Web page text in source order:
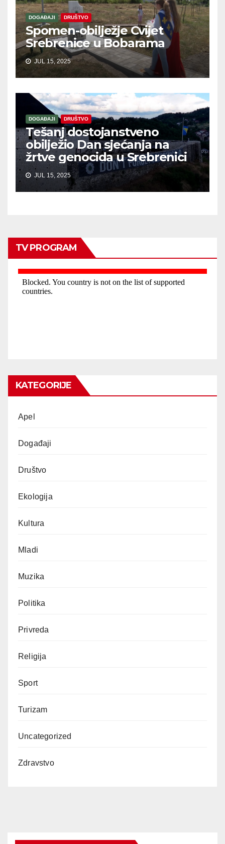
DOGAĐAJI DRUŠTVO
Spomen-obilježje Cvijet
Srebrenice u Bobarama
JUL 15, 2025
DOGAĐAJI DRUŠTVO
Tešanj dostojanstveno
obilježio Dan sjećanja na
žrtve genocida u Srebrenici
JUL 15, 2025
TV PROGRAM
KATEGORIJE
Apel
Događaji
Društvo
Ekologija
Kultura
Mladi
Muzika
Politika
Privreda
Religija
Sport
Turizam
Uncategorized
Zdravstvo